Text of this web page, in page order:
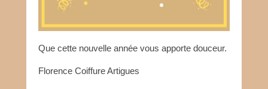
Que cette nouvelle année vous apporte douceur.
Florence Coiffure Artigues